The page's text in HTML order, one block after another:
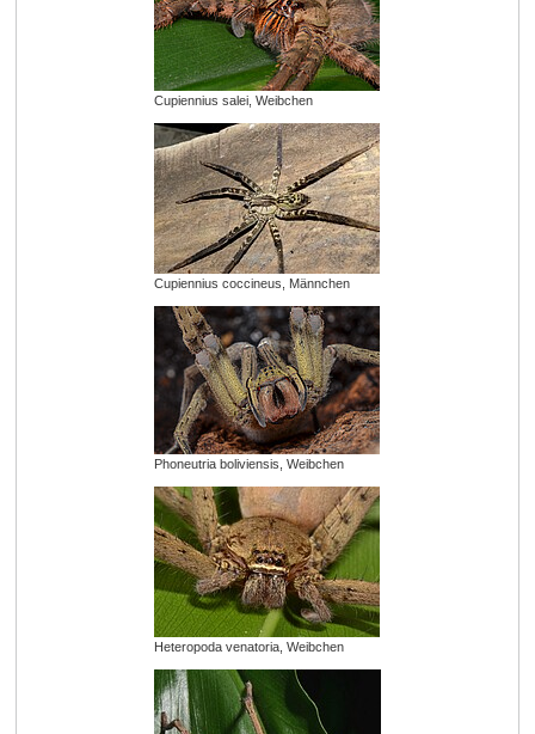
Cupiennius salei, Weibchen
Cupiennius coccineus, Männchen
Phoneutria boliviensis, Weibchen
Heteropoda venatoria, Weibchen